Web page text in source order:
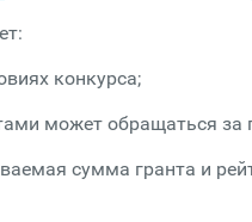
конкурса;
может обращаться за
сумма гранта и